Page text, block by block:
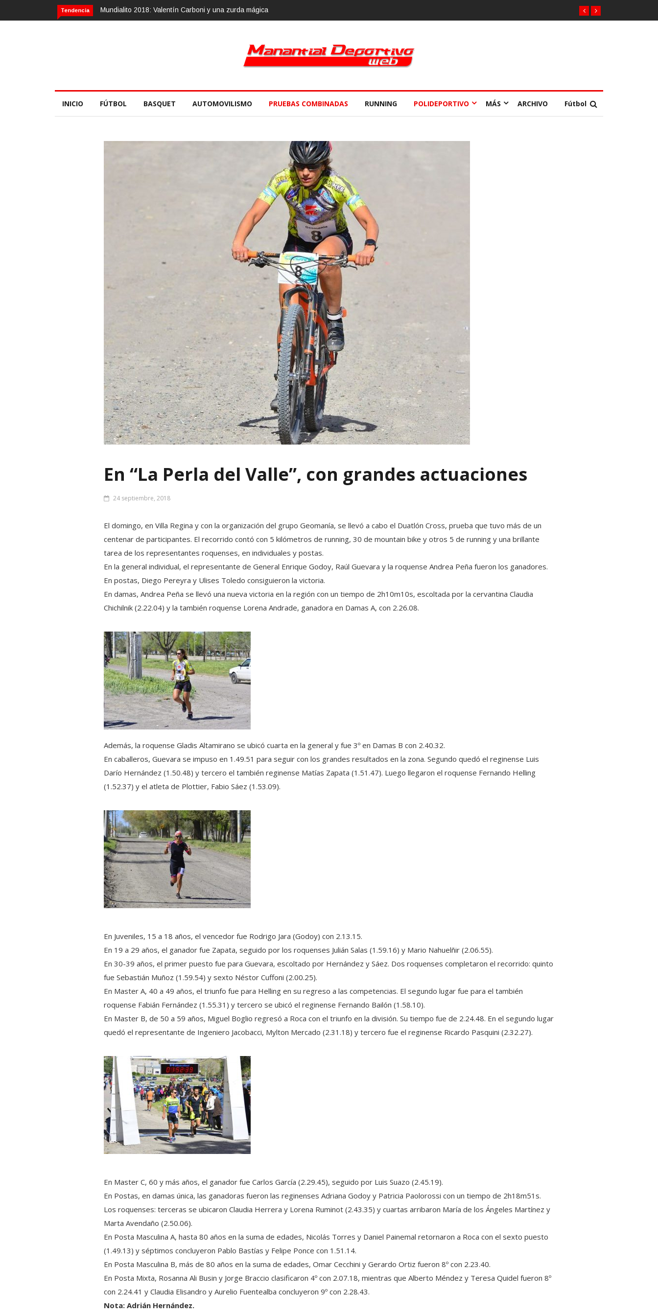
Tendencia Calvario Race 2018, 10 de noviembre
INICIO FÚTBOL BASQUET AUTOMOVILISMO PRUEBAS COMBINADAS RUNNING POLIDEPORTIVO MÁS ARCHIVO Fútbol
En “La Perla del Valle”, con grandes actuaciones
24 septiembre, 2018
El domingo, en Villa Regina y con la organización del grupo Geomanía, se llevó a cabo el Duatlón Cross, prueba que tuvo más de un
centenar de participantes. El recorrido contó con 5 kilómetros de running, 30 de mountain bike y otros 5 de running y una brillante
tarea de los representantes roquenses, en individuales y postas.
En la general individual, el representante de General Enrique Godoy, Raúl Guevara y la roquense Andrea Peña fueron los ganadores.
En postas, Diego Pereyra y Ulises Toledo consiguieron la victoria.
En damas, Andrea Peña se llevó una nueva victoria en la región con un tiempo de 2h10m10s, escoltada por la cervantina Claudia
Chichilnik (2.22.04) y la también roquense Lorena Andrade, ganadora en Damas A, con 2.26.08.
Además, la roquense Gladis Altamirano se ubicó cuarta en la general y fue 3º en Damas B con 2.40.32.
En caballeros, Guevara se impuso en 1.49.51 para seguir con los grandes resultados en la zona. Segundo quedó el reginense Luis
Darío Hernández (1.50.48) y tercero el también reginense Matías Zapata (1.51.47). Luego llegaron el roquense Fernando Helling
(1.52.37) y el atleta de Plottier, Fabio Sáez (1.53.09).
En Juveniles, 15 a 18 años, el vencedor fue Rodrigo Jara (Godoy) con 2.13.15.
En 19 a 29 años, el ganador fue Zapata, seguido por los roquenses Julián Salas (1.59.16) y Mario Nahuelñir (2.06.55).
En 30-39 años, el primer puesto fue para Guevara, escoltado por Hernández y Sáez. Dos roquenses completaron el recorrido: quinto
fue Sebastián Muñoz (1.59.54) y sexto Néstor Cuffoni (2.00.25).
En Master A, 40 a 49 años, el triunfo fue para Helling en su regreso a las competencias. El segundo lugar fue para el también
roquense Fabián Fernández (1.55.31) y tercero se ubicó el reginense Fernando Bailón (1.58.10).
En Master B, de 50 a 59 años, Miguel Boglio regresó a Roca con el triunfo en la división. Su tiempo fue de 2.24.48. En el segundo lugar
quedó el representante de Ingeniero Jacobacci, Mylton Mercado (2.31.18) y tercero fue el reginense Ricardo Pasquini (2.32.27).
En Master C, 60 y más años, el ganador fue Carlos García (2.29.45), seguido por Luis Suazo (2.45.19).
En Postas, en damas única, las ganadoras fueron las reginenses Adriana Godoy y Patricia Paolorossi con un tiempo de 2h18m51s.
Los roquenses: terceras se ubicaron Claudia Herrera y Lorena Ruminot (2.43.35) y cuartas arribaron María de los Ángeles Martínez y
Marta Avendaño (2.50.06).
En Posta Masculina A, hasta 80 años en la suma de edades, Nicolás Torres y Daniel Painemal retornaron a Roca con el sexto puesto
(1.49.13) y séptimos concluyeron Pablo Bastías y Felipe Ponce con 1.51.14.
En Posta Masculina B, más de 80 años en la suma de edades, Omar Cecchini y Gerardo Ortiz fueron 8º con 2.23.40.
En Posta Mixta, Rosanna Ali Busin y Jorge Braccio clasificaron 4º con 2.07.18, mientras que Alberto Méndez y Teresa Quidel fueron 8º
con 2.24.41 y Claudia Elisandro y Aurelio Fuentealba concluyeron 9º con 2.28.43.
Nota: Adrián Hernández.